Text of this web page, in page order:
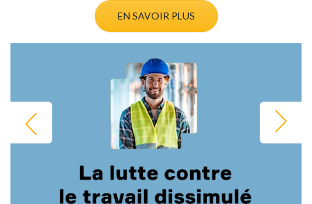
EN SAVOIR PLUS
Précédent Suivant